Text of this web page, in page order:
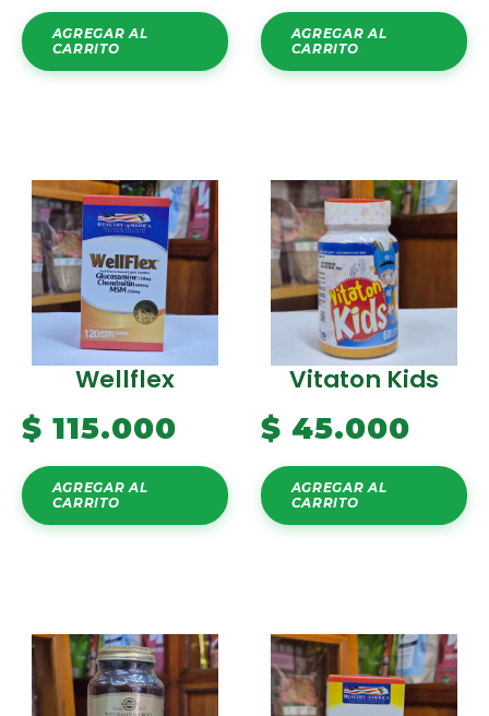
AGREGAR AL
CARRITO
AGREGAR AL
CARRITO
Wellflex
$ 115.000
AGREGAR AL
CARRITO
Vitaton Kids
$ 45.000
AGREGAR AL
CARRITO